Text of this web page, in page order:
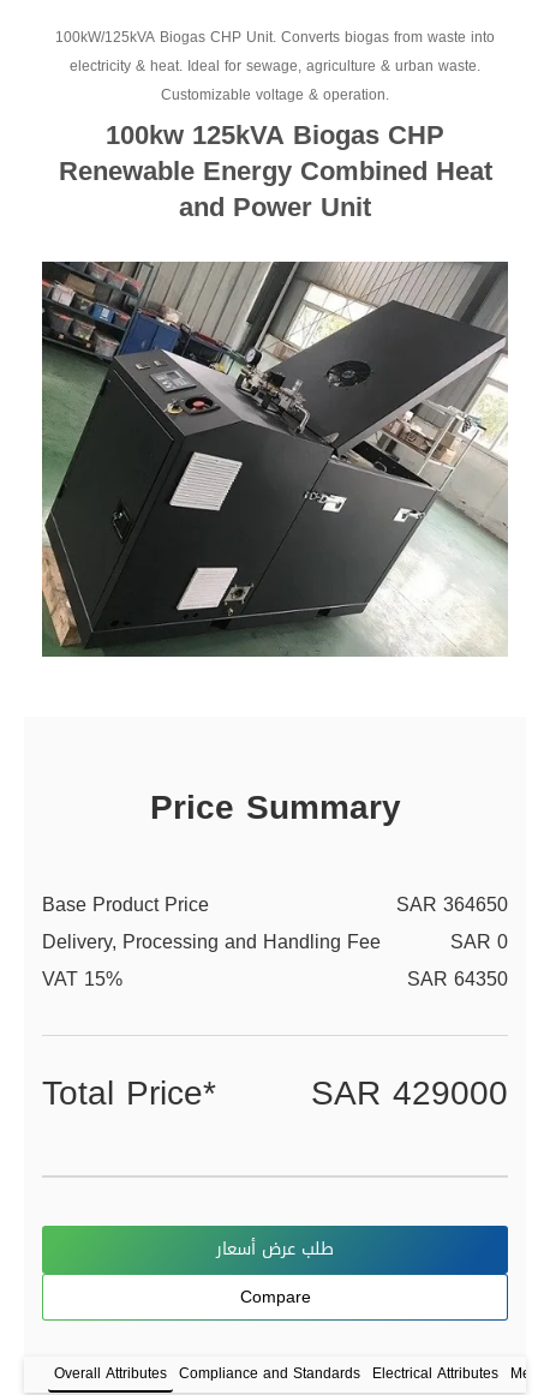
100kW/125kVA Biogas CHP Unit. Converts biogas from waste into
electricity & heat. Ideal for sewage, agriculture & urban waste.
Customizable voltage & operation.
100kw 125kVA Biogas CHP
Renewable Energy Combined Heat
and Power Unit
Price Summary
Base Product Price
SAR 364650
Delivery, Processing and Handling Fee
SAR 0
VAT 15%
SAR 64350
Total Price* SAR 429000
طلب عرض أسعار
Compare
Overall Attributes Compliance and Standards Electrical Attributes